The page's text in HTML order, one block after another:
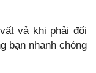
vả khi phải đối
bạn nhanh chóng